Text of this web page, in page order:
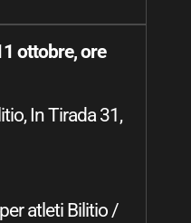
ottobre, ore
In Tirada 31,
atleti Bilitio /